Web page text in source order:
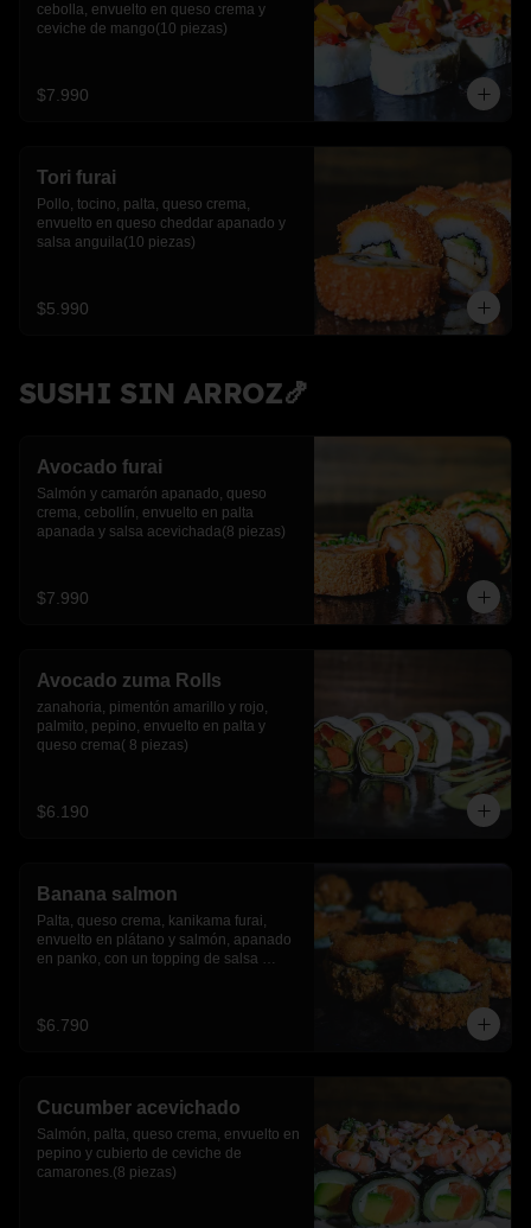
cebolla, envuelto en queso crema y
ceviche de mango(10 piezas)
$7.990
Tori furai
Pollo, tocino, palta, queso crema,
envuelto en queso cheddar apanado y
salsa anguila(10 piezas)
$5.990
SUSHI SIN ARROZ🍤
Avocado furai
Salmón y camarón apanado, queso
crema, cebollín, envuelto en palta
apanada y salsa acevichada(8 piezas)
$7.990
Avocado zuma Rolls
zanahoria, pimentón amarillo y rojo,
palmito, pepino, envuelto en palta y
queso crema( 8 piezas)
$6.190
Banana salmon
Palta, queso crema, kanikama furai,
envuelto en plátano y salmón, apanado
en panko, con un topping de salsa
$6.790
Cucumber acevichado
Salmón, palta, queso crema, envuelto en
pepino y cubierto de ceviche de
camarones.(8 piezas)